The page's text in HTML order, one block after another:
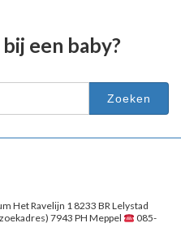
een baby?
Het Ravelijn 1 8233 BR Lelystad
7943 PH Meppel
085-